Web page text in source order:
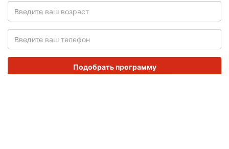
Введите
ваш
Введите
ваш
Подобрать программу